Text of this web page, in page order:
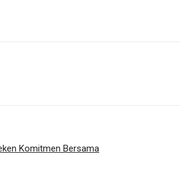
Komitmen Bersama